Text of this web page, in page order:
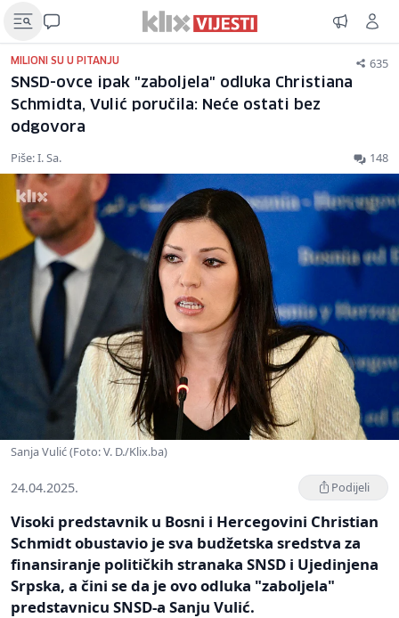
MILIONI SU U PITANJU 635
SNSD-ovce ipak "zaboljela" odluka Christiana
Schmidta, Vulić poručila: Neće ostati bez
odgovora
Piše: I. Sa. 148
Sanja Vulić (Foto: V. D./Klix.ba)
24.04.2025. Podijeli
Visoki predstavnik u Bosni i Hercegovini Christian
Schmidt obustavio je sva budžetska sredstva za
finansiranje političkih stranaka SNSD i Ujedinjena
Srpska, a čini se da je ovo odluka "zaboljela"
predstavnicu SNSD-a Sanju Vulić.